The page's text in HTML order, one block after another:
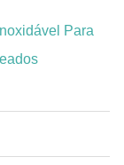
Para